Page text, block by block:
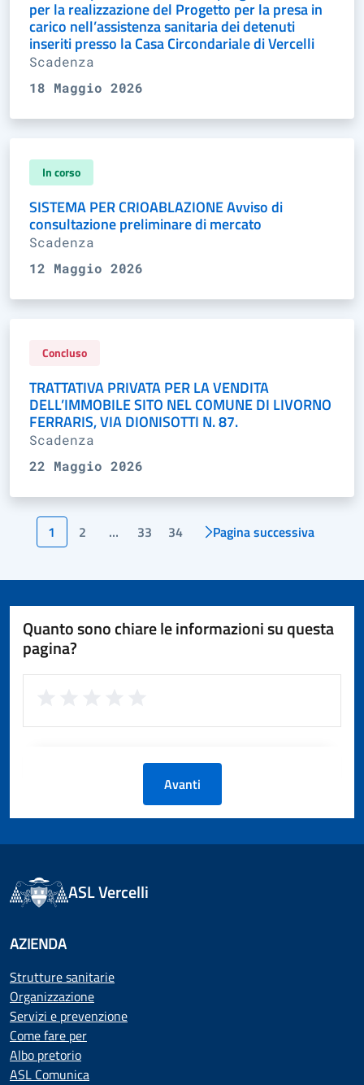
per la realizzazione del Progetto per la presa in
carico nell’assistenza sanitaria dei detenuti
inseriti presso la Casa Circondariale di Vercelli
Scadenza
18 Maggio 2026
In corso
SISTEMA PER CRIOABLAZIONE Avviso di
consultazione preliminare di mercato
Scadenza
12 Maggio 2026
Concluso
TRATTATIVA PRIVATA PER LA VENDITA
DELL’IMMOBILE SITO NEL COMUNE DI LIVORNO
FERRARIS, VIA DIONISOTTI N. 87.
Scadenza
22 Maggio 2026
1 2 … 33 34 Pagina successiva
Quanto sono chiare le informazioni su questa
pagina?
Avanti
ASL Vercelli
AZIENDA
Strutture sanitarie
Organizzazione
Servizi e prevenzione
Come fare per
Albo pretorio
ASL Comunica